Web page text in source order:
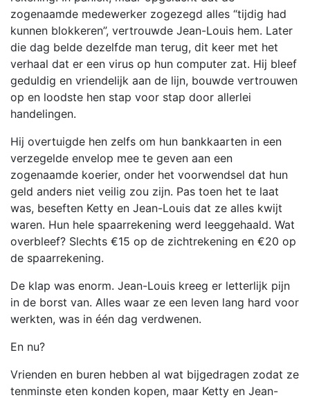
zogenaamde medewerker zogezegd alles “tijdig had
kunnen blokkeren”, vertrouwde Jean-Louis hem. Later
die dag belde dezelfde man terug, dit keer met het
verhaal dat er een virus op hun computer zat. Hij bleef
geduldig en vriendelijk aan de lijn, bouwde vertrouwen
op en loodste hen stap voor stap door allerlei
handelingen.
Hij overtuigde hen zelfs om hun bankkaarten in een
verzegelde envelop mee te geven aan een
zogenaamde koerier, onder het voorwendsel dat hun
geld anders niet veilig zou zijn. Pas toen het te laat
was, beseften Ketty en Jean-Louis dat ze alles kwijt
waren. Hun hele spaarrekening werd leeggehaald. Wat
overbleef? Slechts €15 op de zichtrekening en €20 op
de spaarrekening.
De klap was enorm. Jean-Louis kreeg er letterlijk pijn
in de borst van. Alles waar ze een leven lang hard voor
werkten, was in één dag verdwenen.
En nu?
Vrienden en buren hebben al wat bijgedragen zodat ze
tenminste eten konden kopen, maar Ketty en Jean-